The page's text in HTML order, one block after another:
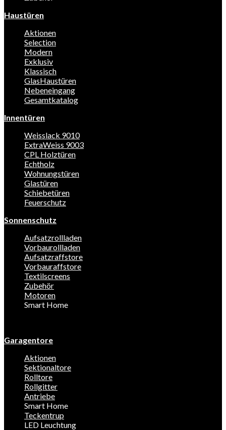
Haustüren
Aktionen
Selection
Modern
Exklusiv
Klassisch
GlasHaustüren
Nebeneingang
Gesamtkatalog
Innentüren
Weisslack 9010
ExtraWeiss 9003
CPL Holztüren
Echtholz
Wohnungstüren
Glastüren
Schiebetüren
Feuerschutz
Sonnenschutz
Aufsatzrollladen
Vorbaurollladen
Aufsatzraffstore
Vorbauraffstore
Textilscreens
Zubehör
Motoren
Smart Home
Garagentore
Aktionen
Sektionaltore
Rolltore
Rollgitter
Antriebe
Smart Home
Teckentrup
LED Leuchtung